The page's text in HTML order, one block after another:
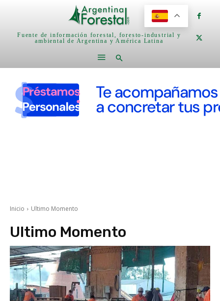
Fuente de información forestal, foresto-industrial y
ambiental de Argentina y América Latina
Inicio Ultimo Momento
Ultimo Momento